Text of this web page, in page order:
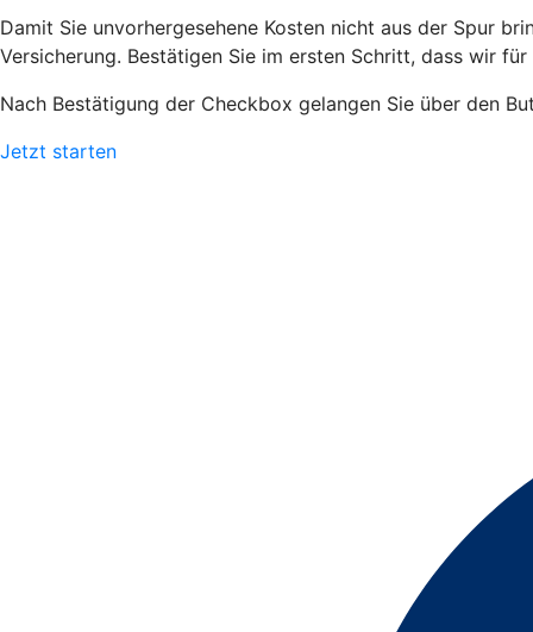
Damit Sie unvorhergesehene Kosten nicht aus der Spur
Versicherung. Bestätigen Sie im ersten Schritt, dass wir
Nach Bestätigung der Checkbox gelangen Sie über den
Jetzt starten